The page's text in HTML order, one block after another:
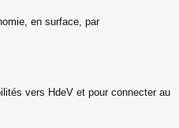
en surface, par
vers HdeV et pour connecter au